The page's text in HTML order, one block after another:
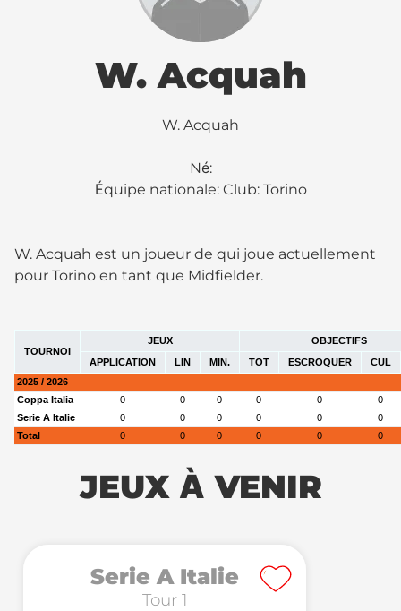
W. Acquah
W. Acquah
Né:
Équipe nationale: Club: Torino
W. Acquah est un joueur de qui joue actuellement
pour Torino en tant que Midfielder.
TOURNOI
JEUX
OBJECTIFS
APPLICATION
LIN MIN. TOT ESCROQUER
CUL
2025 / 2026
Coppa Italia
0 0 0 0 0
0
Serie A Italie
0 0 0 0 0
0
Total
0 0 0 0 0 0
JEUX À VENIR
Serie A Italie
Tour 1